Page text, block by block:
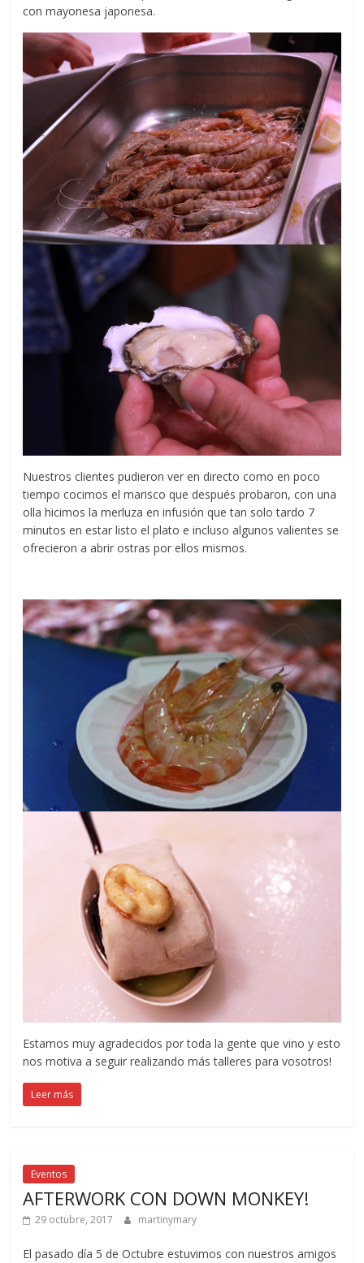
con mayonesa japonesa.
Nuestros clientes pudieron ver en directo como en poco
tiempo cocimos el marisco que después probaron, con una
olla hicimos la merluza en infusión que tan solo tardo 7
minutos en estar listo el plato e incluso algunos valientes se
ofrecieron a abrir ostras por ellos mismos.
Estamos muy agradecidos por toda la gente que vino y esto
nos motiva a seguir realizando más talleres para vosotros!
Leer más
Eventos
AFTERWORK CON DOWN MONKEY!
29 octubre, 2017 martinymary
El pasado día 5 de Octubre estuvimos con nuestros amigos